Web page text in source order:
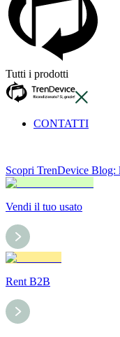
Tutti i prodotti
CONTATTI
Scopri TrenDevice Blog:
Vendi il tuo usato
Rent B2B